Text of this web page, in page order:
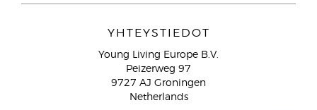
YHTEYSTIEDOT
Young Living Europe B.V.
Peizerweg 97
9727 AJ Groningen
Netherlands